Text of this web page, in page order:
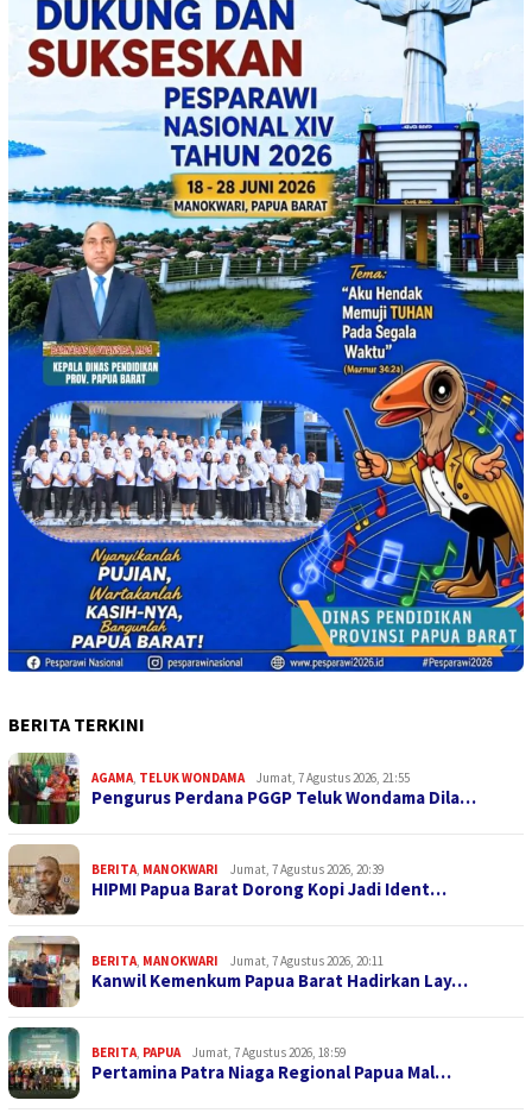
BERITA TERKINI
AGAMA TELUK WONDAMA Jumat, 7 Agustus 2026, 21:55
Pengurus Perdana PGGP Teluk Wondama Dila…
BERITA MANOKWARI Jumat, 7 Agustus 2026, 20:39
HIPMI Papua Barat Dorong Kopi Jadi Ident…
BERITA MANOKWARI Jumat, 7 Agustus 2026, 20:11
Kanwil Kemenkum Papua Barat Hadirkan Lay…
BERITA PAPUA Jumat, 7 Agustus 2026, 18:59
Pertamina Patra Niaga Regional Papua Mal…